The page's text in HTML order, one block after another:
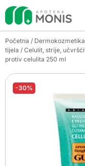
Početna /
tijela / Celulit, strije,
protiv celulita 250 ml
-30%